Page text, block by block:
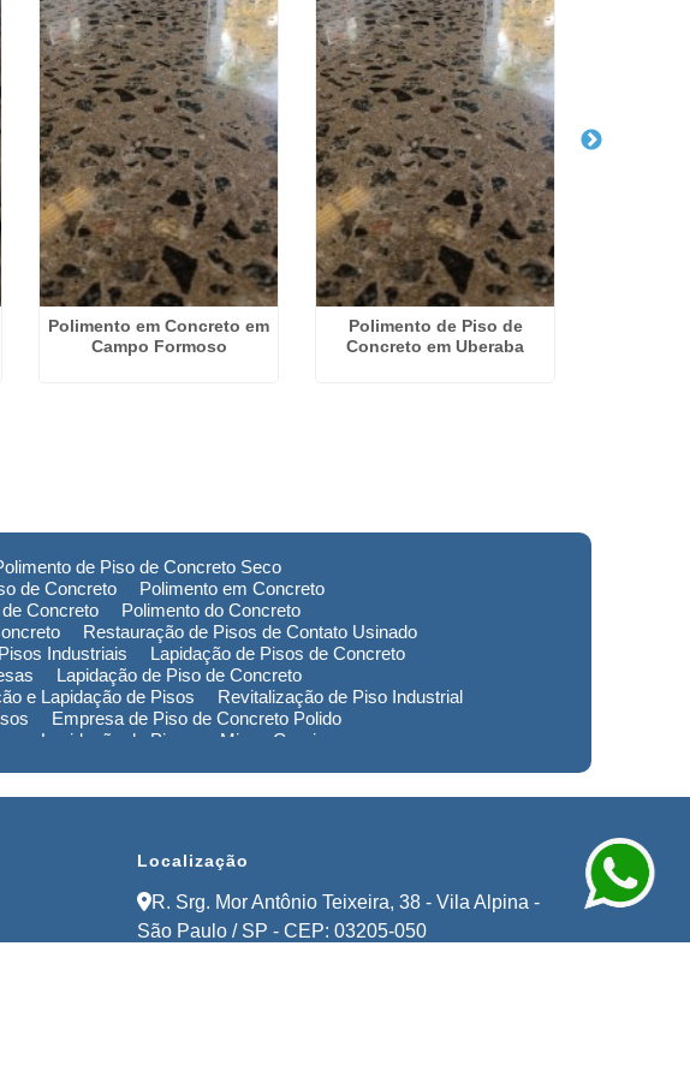
Polimento em Concreto em
Campo Formoso
Polimento de Piso de
Concreto em Uberaba
de Piso de Concreto Seco
de Concreto
Polimento em Concreto
Concreto
Polimento do Concreto
Restauração de Pisos de Contato Usinado
Industriais
Lapidação de Pisos de Concreto
Lapidação de Piso de Concreto
e Lapidação de Pisos
Revitalização de Piso Industrial
Empresa de Piso de Concreto Polido
Lapidação de Piso em Minas Gerais
Localização
R. Srg. Mor Antônio Teixeira, 38 - Vila Alpina -
São Paulo / SP - CEP: 03205-050